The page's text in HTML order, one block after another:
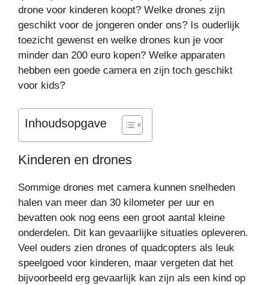
drone voor kinderen koopt? Welke drones zijn
geschikt voor de jongeren onder ons? Is ouderlijk
toezicht gewenst en welke drones kun je voor
minder dan 200 euro kopen? Welke apparaten
hebben een goede camera en zijn toch geschikt
voor kids?
Inhoudsopgave
Kinderen en drones
Sommige drones met camera kunnen snelheden
halen van meer dan 30 kilometer per uur en
bevatten ook nog eens een groot aantal kleine
onderdelen. Dit kan gevaarlijke situaties opleveren.
Veel ouders zien drones of quadcopters als leuk
speelgoed voor kinderen, maar vergeten dat het
bijvoorbeeld erg gevaarlijk kan zijn als een kind op